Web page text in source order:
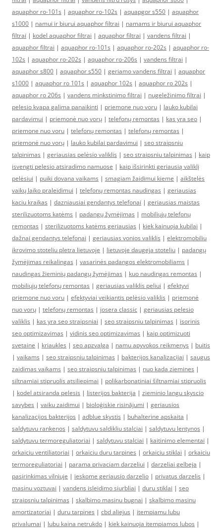
aquaphor ro-101s | aquaphor ro-102s | aquapgor s550 | aquaphor
s1000 | namui ir biurui aquaphor filtrai | namams ir biurui aquaphor
filtrai | kodel aquaphor filtrai | aquaphor filtrai | vandens filtrai |
aquaphor filtrai | aquaphor ro-101s | aquaphor ro-202s | aquaphor ro-
102s | aquaphor ro-202s | aquaphor ro-206s | vandens filtrai |
aquaphor s800 | aquaphor s550 | geriamo vandens filtrai | aquaphor
s1000 | aquaphor ro 101s | aquaphor 102s | aquaphor ro 202s |
aquaphor ro 206s | vandens minkstinimo filtrai | nugeležinimo filtrai |
pelesio kvapa galima panaikinti | priemone nuo voru | lauko kubilai
pardavimui | priemonė nuo vorų | telefonų remontas | kas yra seo |
priemone nuo voru | telefonų remontas | telefonų remontas |
priemonė nuo vorų | lauko kubilai pardavimui | seo straipsniu
talpinimas | geriausias pelėsio valiklis | seo straipsniu talpinimas | kaip
isvengti pelesio atsiradimo namuose | kaip išsirinkti geriausią valiklį
pelėsiui | puiki dovana vaikams | smagiam žaidimui kieme | aikštelės
vaikų laiko praleidimui | telefonų remontas naudingas | geriausias
kaciu kraikas | dazniausiai gendantys telefonai | geriausias maistas
sterilizuotoms katėms | padangų žymėjimas | mobiliųjų telefonų
remontas | sterilizuotoms katėms geriausias | kiek kainuoja kubilai |
dažnai gendantys telefonai | geriausias vonios valiklis | elektromobiliu
ikrovimo stoteliu pletra lietuvoje | lietuvoje daugeja stoteliu | padangų
žymėjimas reikalingas | vasarinės padangos elektromobiliams |
naudingas žieminių padangų žymėjimas | kuo naudingas remontas |
mobiliųjų telefonų remontas | geriausias valiklis peliui | efektyvi
priemone nuo voru | efektyviai veikiantis pelėsio valiklis | priemonė
nuo vorų | telefonų remontas | josera classic | geriausias pelesio
valiklis | kas yra seo straipsniai | seo straipsniu talpinimas | isorinis
seo optimizavimas | vidinis seo optimizavimas | kaip optimizuoti
svetaine | kriaukles | seo apzvalga | namu apyvokos reikmenys | buitis
| vaikams | seo straipsniu talpinimas | bakterijos kanalizacijai | saugus
zaidimas vaikams | seo straipsniu talpinimas | nuo kada ziemines |
siltnamiai stipruolis atsiliepimai | polikarbonatiniai šiltnamiai stipruolis
| kodel atsiranda pelesis | listerijos bakterija | zieminio langu skyscio
savybes | vaiku zaidimui | bioloģiskie risinājumi | geriausios
kanalizacijos bakterijos | adblue skystis | buhalterine apskaita |
saldytuvu rankenos | saldytuvu saldikliu stalciai | saldytuvu lentynos |
saldytuvu termoreguliatoriai | saldytuvu stalciai | kaitinimo elementai |
orkaiciu ventiliatoriai | orkaiciu duru tarpines | orkaiciu stiklai | orkaiciu
termoreguliatoriai | parama privaciam darzeliui | darzeliai gelbeja |
pasirinkimas vilniuje | ieskome geriausio darzelio | privatus darzelis |
masinu voztuvai | vandens isleidimo siurbliai | duru stiklai | seo
straipsniu talpinimas | skalbimo masinu bugnai | skalbimo masinu
amortizatoriai | duru tarpines | cbd aliejus | itempiamu lubu
privalumai | lubu kaina netrukdo | kiek kainuoja itempiamos lubos |